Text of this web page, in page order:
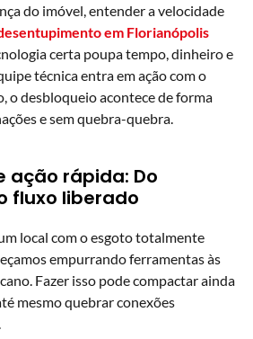
do imóvel, entender a velocidade
em Florianópolis
certa poupa tempo, dinheiro e
técnica entra em ação com o
o desbloqueio acontece de forma
e sem quebra-quebra.
ação rápida: Do
fluxo liberado
local com o esgoto totalmente
empurrando ferramentas às
Fazer isso pode compactar ainda
mesmo quebrar conexões